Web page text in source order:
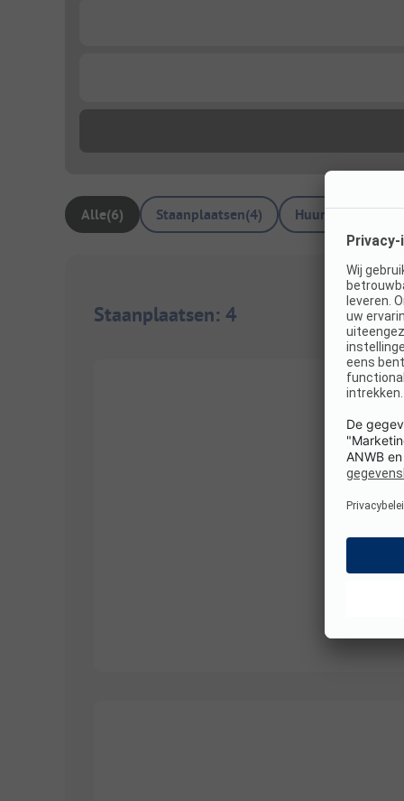
Alle(6) Staanplaatsen(4)
Staanplaatsen: 4